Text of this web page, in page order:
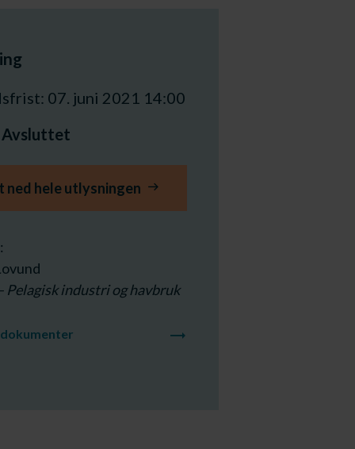
07. juni 2021 14:00
Avsluttet
ned hele utlysningen
Pelagisk industri og havbruk
trending_flat